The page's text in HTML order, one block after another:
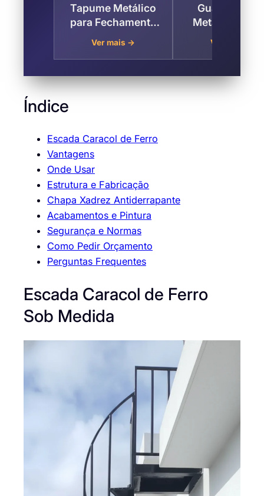
Tapume Metálico
para Fechamento
de Obras Vila
Cunha Bueno ,
Paulo
Ver mais →
Guarda
Metálico na
Ver mais →
Índice
Escada Caracol de Ferro
Vantagens
Onde Usar
Estrutura e Fabricação
Chapa Xadrez Antiderrapante
Acabamentos e Pintura
Segurança e Normas
Como Pedir Orçamento
Perguntas Frequentes
Escada Caracol de Ferro
Sob Medida